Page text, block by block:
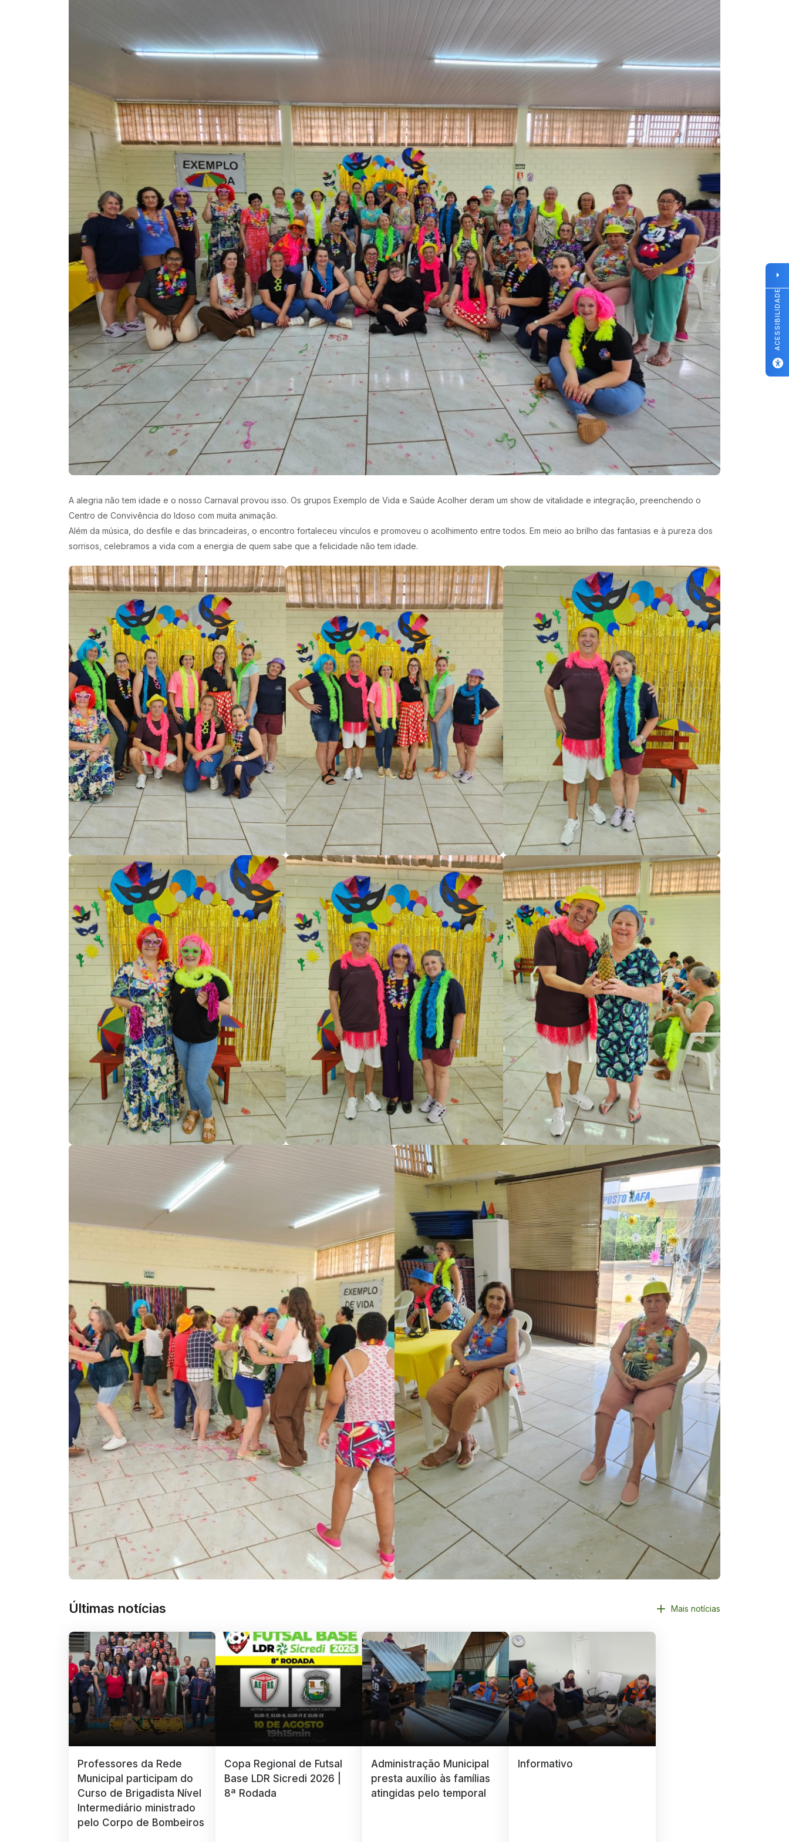
A alegria não tem idade e o nosso Carnaval provou isso. Os grupos Exemplo de Vida e Saúde Acolher deram um show de vitalidade e integração, preenchendo o
Centro de Convivência do Idoso com muita animação.
Além da música, do desfile e das brincadeiras, o encontro fortaleceu vínculos e promoveu o acolhimento entre todos. Em meio ao brilho das fantasias e à pureza dos
sorrisos, celebramos a vida com a energia de quem sabe que a felicidade não tem idade.
Últimas notícias Mais notícias
Professores da Rede
Municipal participam do
Curso de Brigadista Nível
Intermediário ministrado
pelo Corpo de Bombeiros
Copa Regional de Futsal
Base LDR Sicredi 2026 |
8ª Rodada
Administração Municipal
presta auxílio às famílias
atingidas pelo temporal
Informativo
ACESSIBILIDADE